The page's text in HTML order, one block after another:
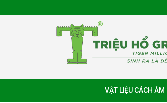
VẬT LIỆU CÁCH